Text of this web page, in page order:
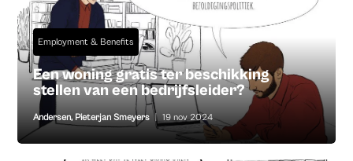
Employment & Benefits
Een woning gratis ter beschikking
stellen van een bedrijfsleider?
Andersen, Pieterjan Smeyers | 19 nov 2024